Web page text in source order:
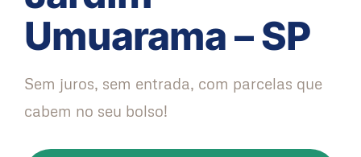
Umuarama – SP
Sem juros, sem entrada, com parcelas que
cabem no seu bolso!